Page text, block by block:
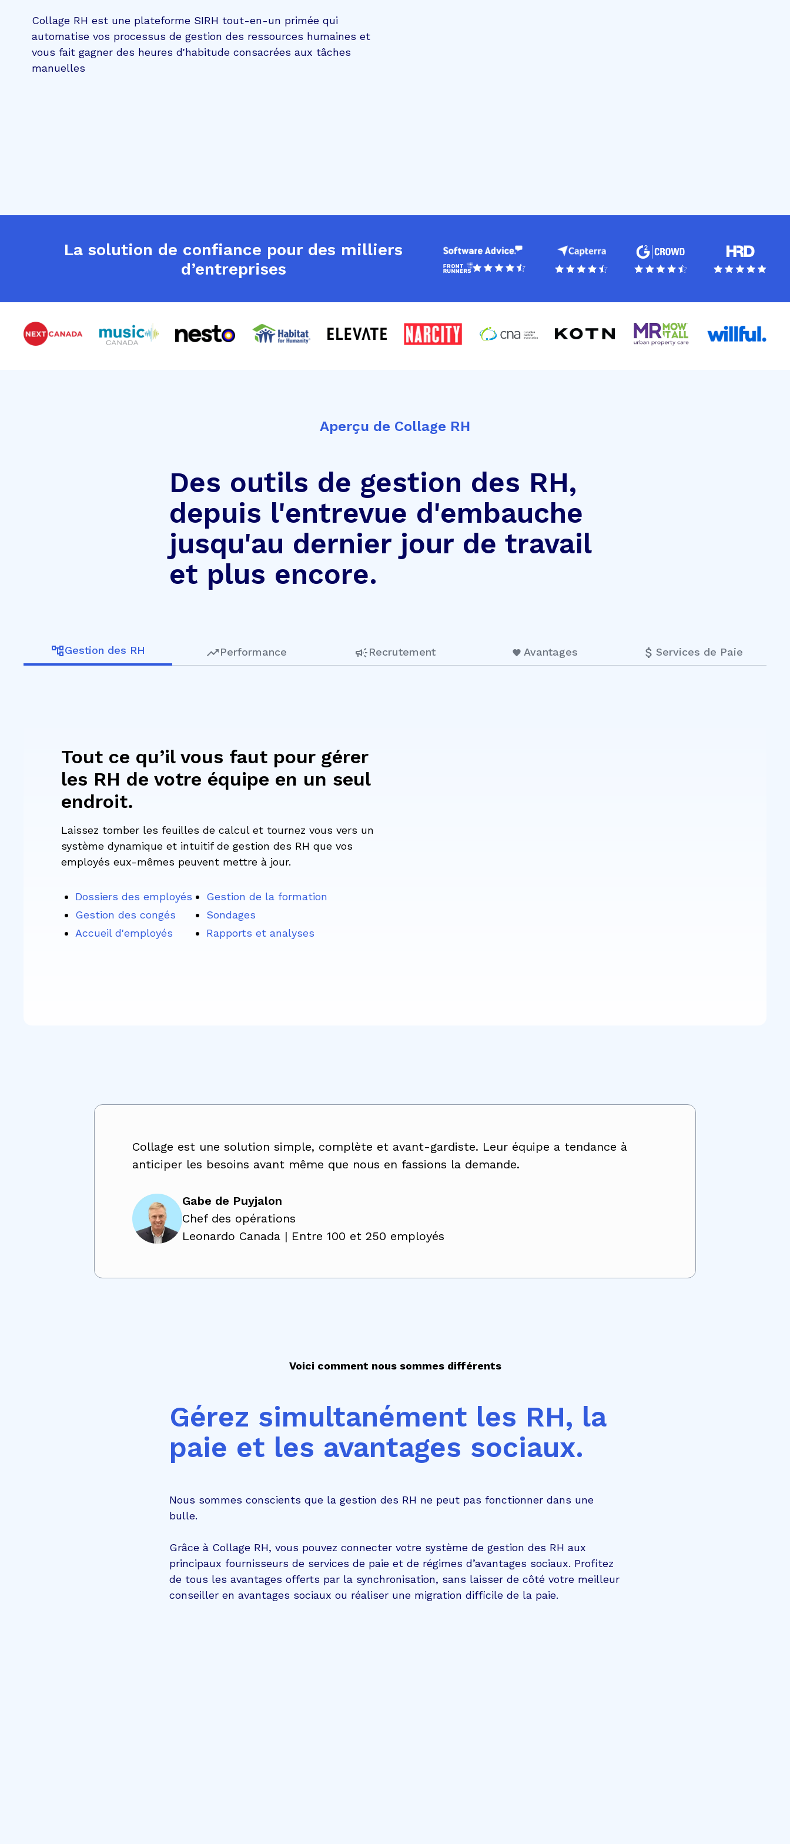
Collage RH est une plateforme SIRH tout-en-un primée qui
automatise vos processus de gestion des ressources humaines et
vous fait gagner des heures d'habitude consacrées aux tâches
manuelles
La solution de confiance pour des milliers
d’entreprises
Aperçu de Collage RH
Des outils de gestion des RH,
depuis l'entrevue d'embauche
jusqu'au dernier jour de travail
et plus encore.
Gestion des RH Performance Recrutement Avantages Services de Paie
Tout ce qu’il vous faut pour gérer
les RH de votre équipe en un seul
endroit.
Laissez tomber les feuilles de calcul et tournez vous vers un
système dynamique et intuitif de gestion des RH que vos
employés eux-mêmes peuvent mettre à jour.
Dossiers des employés
Gestion des congés
Accueil d'employés
Gestion de la formation
Sondages
Rapports et analyses
Collage est une solution simple, complète et avant-gardiste. Leur équipe a tendance à
anticiper les besoins avant même que nous en fassions la demande.
Gabe de Puyjalon
Chef des opérations
Leonardo Canada | Entre 100 et 250 employés
Voici comment nous sommes différents
Gérez simultanément les RH, la
paie et les avantages sociaux.
Nous sommes conscients que la gestion des RH ne peut pas fonctionner dans une
bulle.
Grâce à Collage RH, vous pouvez connecter votre système de gestion des RH aux
principaux fournisseurs de services de paie et de régimes d’avantages sociaux. Profitez
de tous les avantages offerts par la synchronisation, sans laisser de côté votre meilleur
conseiller en avantages sociaux ou réaliser une migration difficile de la paie.